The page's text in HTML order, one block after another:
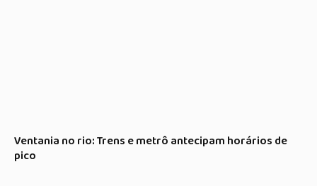
Ventania no rio: Trens e metrô antecipam horários de
pico